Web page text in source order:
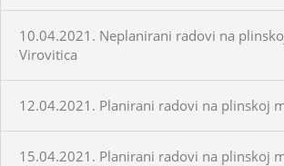
10.04.2021. Neplanirani radovi na
Virovitica
12.04.2021. Planirani radovi na plinskoj
15.04.2021. Planirani radovi na plinskoj